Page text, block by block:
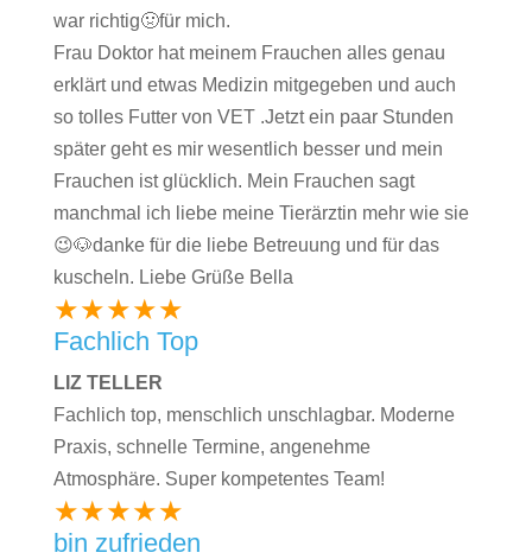
war richtig🤢für mich.
Frau Doktor hat meinem Frauchen alles genau
erklärt und etwas Medizin mitgegeben und auch
so tolles Futter von VET .Jetzt ein paar Stunden
später geht es mir wesentlich besser und mein
Frauchen ist glücklich. Mein Frauchen sagt
manchmal ich liebe meine Tierärztin mehr wie sie
😉🐶danke für die liebe Betreuung und für das
kuscheln. Liebe Grüße Bella
★★★★★
Fachlich Top
LIZ TELLER
Fachlich top, menschlich unschlagbar. Moderne
Praxis, schnelle Termine, angenehme
Atmosphäre. Super kompetentes Team!
★★★★★
bin zufrieden